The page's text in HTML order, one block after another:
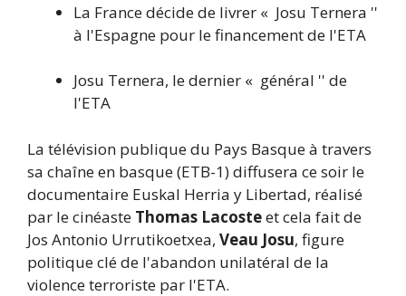
La France décide de livrer « Josu Ternera ''
à l'Espagne pour le financement de l'ETA
Josu Ternera, le dernier « général '' de
l'ETA
La télévision publique du Pays Basque à travers
sa chaîne en basque (ETB-1) diffusera ce soir le
documentaire Euskal Herria y Libertad, réalisé
par le cinéaste Thomas Lacosteet cela fait de
Jos Antonio Urrutikoetxea, Veau Josu, figure
politique clé de l'abandon unilatéral de la
violence terroriste par l'ETA.